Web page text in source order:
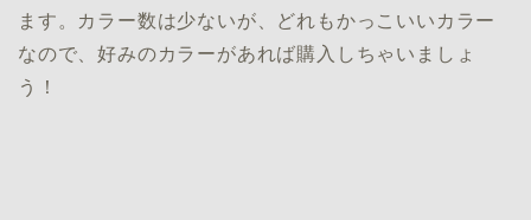
ます。カラー数は少ないが、どれもかっこいいカラー
なので、好みのカラーがあれば購入しちゃいましょ
う！